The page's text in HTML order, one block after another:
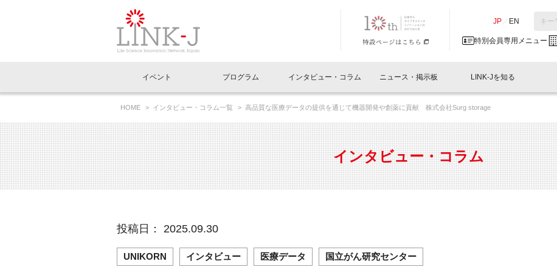
JP EN
特別会員専用メニュー
イベントお知らせメール登録
閉じる
イベント
イベント一覧
LINK-J主催・共催 特別会員開催
LINK-J協賛・協力 出展・参加
イベントレポート一覧
LINK-J主催・共催 特
LINK-J協賛・協力 出
プログラム
Out of Box相談室 What's "UNIKORN"？ What's
インタビュー・コラム
インタビュー・コラム一覧
スペシャルインタビュー ベンチャーインタビュー 会報誌
連載コラム サポーターコラム 日本橋
ニュース・掲示板
ニュース一覧
トピック プレスリリース
メディア情報 海外関連
協賛・協力
人と情報の交流掲示板一覧
会員プレスリリース ニ
募集 イ
LINK-Jを知る
理事長挨拶 Why in Nihonbashi What’s
国内外連携 サポーター紹介 事業内容
組織概要 パンフレット GTB日
特別会員一覧 特別会員について 入会申
専用メニューはこちら
ラウンジ・会議室 オフィス・ラボ 施設ご
アクセス
HOME インタビュー・コラム一覧 高品質な医療データの提供を通じて機器開発や創薬に貢献 株式会社Surg storage
インタビュー・コラム
投稿日： 2025.09.30
UNIKORN インタビュー 医療データ 国立がん研究センター